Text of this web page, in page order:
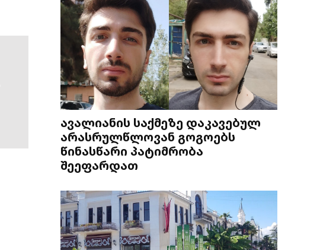
ავალიანის საქმეზე დაკავებულ
არასრულწლოვან გოგოებს
წინასწარი პატიმრობა
შეეფარდათ